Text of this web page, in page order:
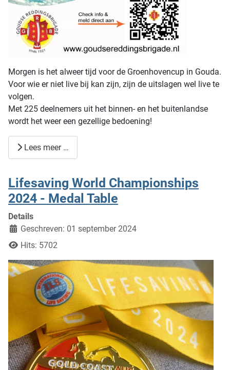
Morgen is het alweer tijd voor de Groenhovencup in Gouda.
Voor wie er niet live bij kan zijn, zijn de uitslagen wel live te
volgen.
Met 225 deelnemers uit het binnen- en het buitenlandse
wordt het weer een gezellige bedoening!
Lees meer …
Lifesaving World Championships
2024 - Medal Table
Details
Geschreven: 01 september 2024
Hits: 5702